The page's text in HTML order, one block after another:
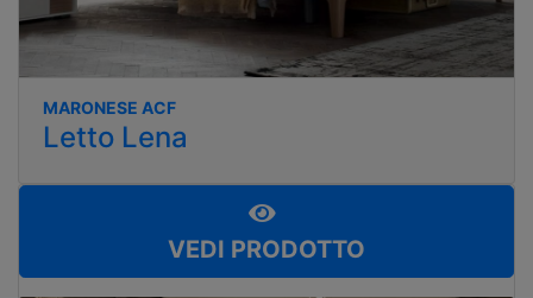
MARONESE ACF
Letto Lena
VEDI PRODOTTO